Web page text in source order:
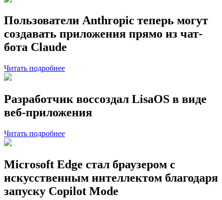
Пользователи Anthropic теперь могут
создавать приложения прямо из чат-
бота Claude
Читать подробнее
Разработчик воссоздал LisaOS в виде
веб-приложения
Читать подробнее
Microsoft Edge стал браузером с
искусственным интеллектом благодаря
запуску Copilot Mode